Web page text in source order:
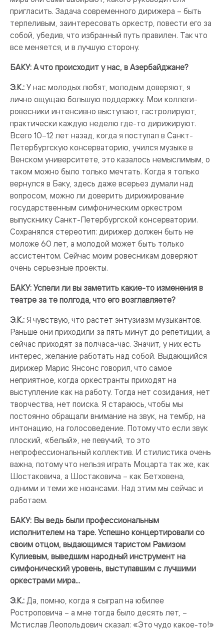
пригласить. Задача современного дирижера – быть
терпеливым, заинтересовать оркестр, повести его за
собой, убедив, что избранный путь правилен. Так что
все меняется, и в лучшую сторону.
БАКУ: А что происходит у нас, в Азербайджане?
Э.К.: У нас молодых любят, молодым доверяют, я
лично ощущаю большую поддержку. Мои коллеги-
ровесники интенсивно выступают, гастролируют,
практически каждую неделю где-то дирижируют.
Всего 10–12 лет назад, когда я поступал в Санкт-
Петербургскую консерваторию, учился музыке в
Венском университете, это казалось немыслимым, о
таком можно было только мечтать. Когда я только
вернулся в Баку, здесь даже всерьез думали над
вопросом, можно ли доверить дирижирование
государственным симфоническим оркестром
выпускнику Санкт-Петербургской консерватории.
Сохранялся стереотип: дирижер должен быть не
моложе 60 лет, а молодой может быть только
ассистентом. Сейчас моим ровесникам доверяют
очень серьезные проекты.
БАКУ: Успели ли вы заметить какие-то изменения в
театре за те полгода, что его возглавляете?
Э.К.: Я чувствую, что растет энтузиазм музыкантов.
Раньше они приходили за пять минут до репетиции, а
сейчас приходят за полчаса-час. Значит, у них есть
интерес, желание работать над собой. Выдающийся
дирижер Марис Янсонс говорил, что самое
неприятное, когда оркестранты приходят на
выступление как на работу. Тогда нет созидания, нет
творчества, нет поиска. Я стараюсь, чтобы мы
постоянно обращали внимание на звук, на тембр, на
интонацию, на голосоведение. Потому что если звук
плоский, «белый», не певучий, то это
непрофессиональный коллектив. И стилистика очень
важна, потому что нельзя играть Моцарта так же, как
Шостаковича, а Шостаковича – как Бетховена,
одними и теми же нюансами. Над этим мы сейчас и
работаем.
БАКУ: Вы ведь были профессиональным
исполнителем на таре. Успешно концертировали со
своим отцом, выдающимся таристом Рамизом
Кулиевым, выведшим народный инструмент на
симфонический уровень, выступавшим с лучшими
оркестрами мира...
Э.К.: Да, помню, когда я сыграл на юбилее
Ростроповича – а мне тогда было десять лет, –
Мстислав Леопольдович сказал: «Это чудо какое-то!»